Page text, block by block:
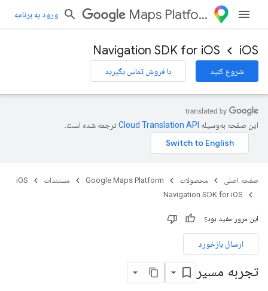
Maps Platform ورود به برنامه
iOS
Navigation SDK for iOS
شروع کنید با فروش تماس بگیرید
این صفحه به‌وسیله ترجمه شده است.
صفحه اصلی محصولات Google Maps Platform مستندات
iOS
Navigation SDK for iOS
این مرور مفید بود؟
ارسال بازخورد
تجربه مسیر